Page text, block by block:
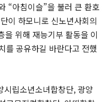
“아침이슬”을 불러 큰 환호
이 하모니로 신노년사회의
을 위해 재능기부 활동을 이
를 공유하길 바란다고 전했
시립소년소녀합창단, 광양